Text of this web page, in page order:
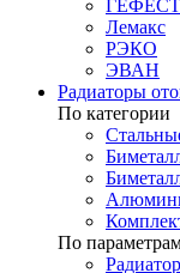
Лемакс
РЭКО
ЭВАН
Радиаторы
По категории
По